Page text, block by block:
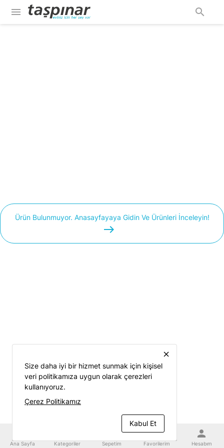
menu search
Ürün Bulunmuyor. Anasayfayaya Gidin Ve Ürünleri İnceleyin!
easts
Ana Sayfa Kategoriler Sepetim
favorite
Favorilerim
person
Hesabım
close
Size daha iyi bir hizmet sunmak için kişisel
veri politikamıza uygun olarak çerezleri
kullanıyoruz.
Çerez Politikamız
Kabul Et